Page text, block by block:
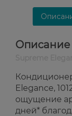
Описание
Elegance,
ощущение
дней*